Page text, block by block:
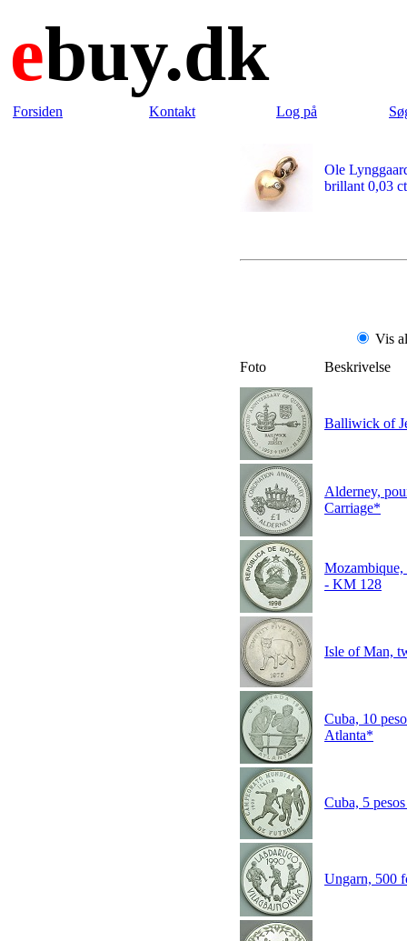
ebuy.dk
Forsiden Kontakt Log på
Ole
brillant 0,03
Vis
Foto
Beskrivelse
Balliwick of
Alderney,
Carriage*
- KM 128
Isle of Man,
Cuba, 10
Atlanta*
Cuba, 5
Ungarn, 500